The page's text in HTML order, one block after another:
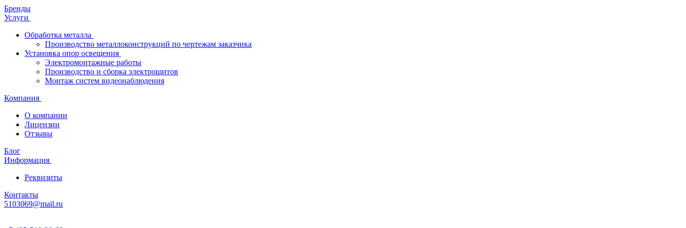
Бренды
Услуги
Обработка металла
Производство металлоконструкций по чертежам заказчика
Установка опор освещения
Электромонтажные работы
Производство и сборка электрощитов
Монтаж систем видеонаблюдения
Компания
О компании
Лицензии
Отзывы
Блог
Информация
Реквизиты
Контакты
5103069@mail.ru